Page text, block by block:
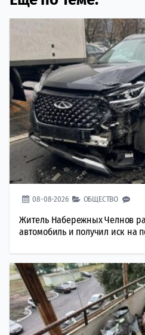
08-08-2026 ОБЩЕСТВО
Житель Набережных Челнов
автомобиль и получил иск на